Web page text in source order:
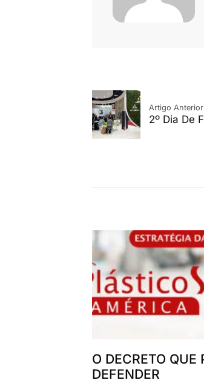
Artigo Anterior
2º Dia De
O DECRETO QUE
DEFENDER